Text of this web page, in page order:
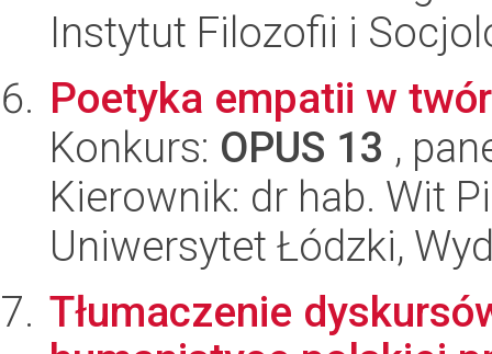
Instytut Filozofii i
Poetyka empatii w
Konkurs: OPUS 13 ,
Kierownik: dr hab. Wit
Uniwersytet Łódzki,
Tłumaczenie